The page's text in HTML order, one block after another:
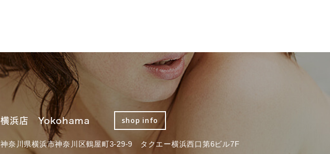
横浜店 Yokohama shop info
神奈川県横浜市神奈川区鶴屋町3-29-9 タクエー横浜西口第6ビル7F